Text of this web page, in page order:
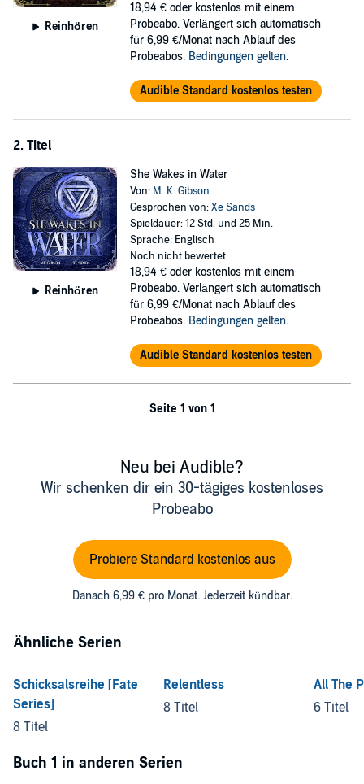
Through magical means, Vanessa, a high witch of the Umbra Coven,
has learned of Aggy. Following the orders of the coven's leader, The
Veiled One, Vanessa has begun her own hunt, one that can end only
is a story of strength. In order to survive, Aggy
at her. Partnered with a man from her past, the unlikely pair must
truths about themselves, and battle the monsters in the dark. But
does Aggy have the strength to walk through the fire?
©2018 M. K. Gibson (P)2019 M. K. Gibson
Reinhören
18,94 € oder kostenlos mit einem
Probeabo. Verlängert sich automatisch
für 6,99 €/Monat nach Ablauf des
Probeabos. Bedingungen gelten.
Audible Standard kostenlos testen
2. Titel
Reinhören
She Wakes in Water
Von: M. K. Gibson
Gesprochen von:Xe Sands
Spieldauer: 12 Std. und 25 Min.
Sprache: Englisch
Noch nicht bewertet
18,94 € oder kostenlos mit einem
Probeabo. Verlängert sich automatisch
für 6,99 €/Monat nach Ablauf des
Probeabos. Bedingungen gelten.
Audible Standard kostenlos testen
Seite 1 von 1
Neu bei Audible?
Wir schenken dir ein 30-tägiges kostenloses
Probeabo
Probiere Standard kostenlos aus
Danach 6,99 € pro Monat. Jederzeit kündbar.
Ähnliche Serien
Schicksalsreihe [Fate
Series]
8 Titel
Relentless
8 Titel
All The
6 Titel
Buch 1 in anderen Serien